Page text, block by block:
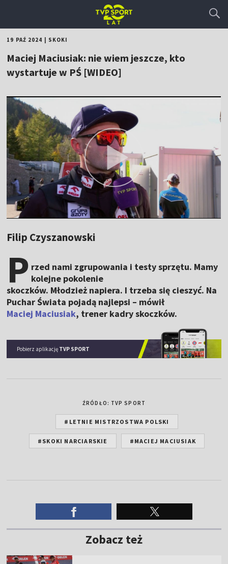
19 PAŹ 2024 SKOKI
Maciej Maciusiak: nie wiem jeszcze, kto
wystartuje w PŚ [WIDEO]
Filip Czyszanowski
P rzed nami zgrupowania i testy sprzętu. Mamy
kolejne pokolenie
skoczków. Młodzież napiera. I trzeba się cieszyć. Na
Puchar Świata pojadą najlepsi – mówił
Maciej Maciusiak, trener kadry skoczków.
Pobierz aplikację TVP SPORT
ŹRÓDŁO: TVP SPORT
#LETNIE MISTRZOSTWA POLSKI
#SKOKI NARCIARSKIE #MACIEJ MACIUSIAK
Zobacz też